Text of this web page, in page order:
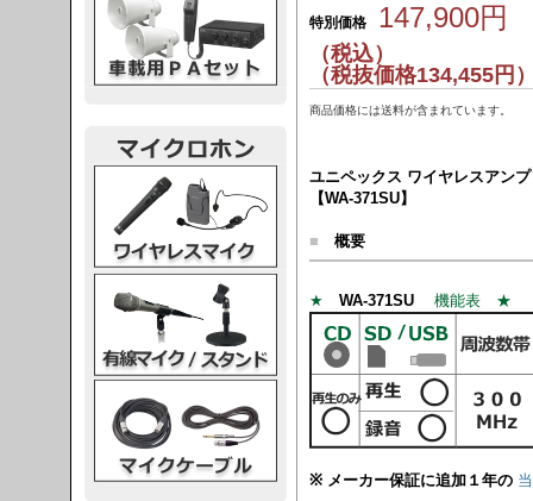
特別価格 147,900円
（税込）
（税抜価格134,455円
商品価格には送料が含まれています。
ユニペックス ワイヤレスアン
【WA-371SU】
■ 概要
★ WA-371SU 機能表 ★
※ メーカー保証に追加１年の